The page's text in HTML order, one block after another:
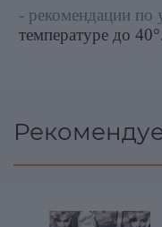
- рекомендации по
температуре до 40°.